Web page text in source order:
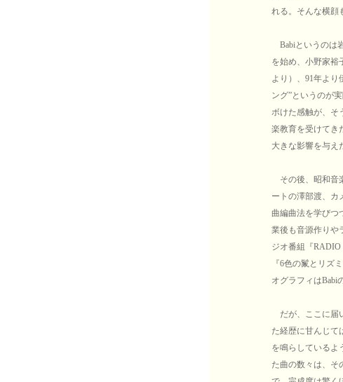
れる。そんな横顔
Babiというのは
を始め、小野家裕
より）、91年より
ング”というのが
ボけた感触が、そ
楽教育を受けてき
大きな影響を与え
その後、昭和音
ートの澤部渡、カ
曲編曲法を学びつ
業後も音源作りや
ジオ番組『
『6色の鬣とリズ
オグラフィはBabi
だが、ここに届
た経歴に甘んじて
を鳴らしているよ
た曲の数々は、そ